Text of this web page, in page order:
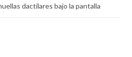
dactilares bajo la pantalla